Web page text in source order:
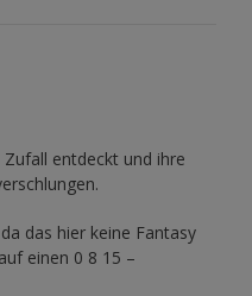
entdeckt und ihre
das hier keine Fantasy
einen 0 8 15 –